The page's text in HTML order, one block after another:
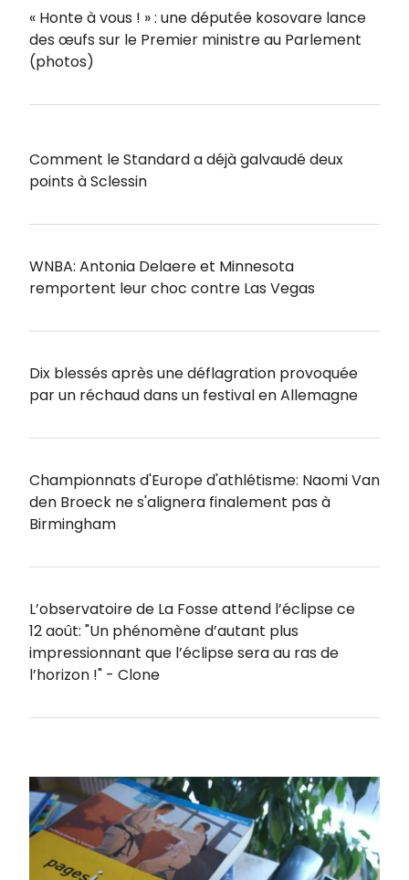
« Honte à vous ! » : une députée kosovare lance
des œufs sur le Premier ministre au Parlement
(photos)
Comment le Standard a déjà galvaudé deux
points à Sclessin
WNBA: Antonia Delaere et Minnesota
remportent leur choc contre Las Vegas
Dix blessés après une déflagration provoquée
par un réchaud dans un festival en Allemagne
Championnats d'Europe d'athlétisme: Naomi Van
den Broeck ne s'alignera finalement pas à
Birmingham
L’observatoire de La Fosse attend l’éclipse ce
12 août: "Un phénomène d’autant plus
impressionnant que l’éclipse sera au ras de
l’horizon !" - Clone